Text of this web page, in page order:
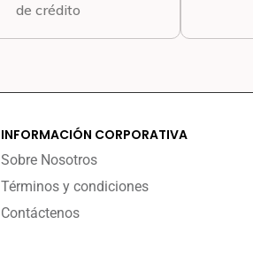
de crédito
INFORMACIÓN CORPORATIVA
Sobre Nosotros
Términos y condiciones
Contáctenos